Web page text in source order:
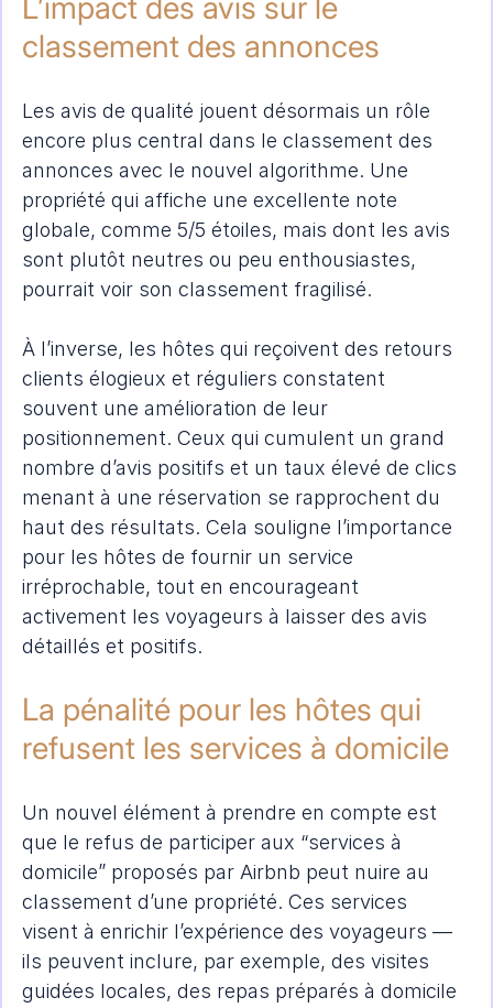
L’impact des avis sur le
classement des annonces
Les avis de qualité jouent désormais un rôle
encore plus central dans le classement des
annonces avec le nouvel algorithme. Une
propriété qui affiche une excellente note
globale, comme 5/5 étoiles, mais dont les avis
sont plutôt neutres ou peu enthousiastes,
pourrait voir son classement fragilisé.
À l’inverse, les hôtes qui reçoivent des retours
clients élogieux et réguliers constatent
souvent une amélioration de leur
positionnement. Ceux qui cumulent un grand
nombre d’avis positifs et un taux élevé de clics
menant à une réservation se rapprochent du
haut des résultats. Cela souligne l’importance
pour les hôtes de fournir un service
irréprochable, tout en encourageant
activement les voyageurs à laisser des avis
détaillés et positifs.
La pénalité pour les hôtes qui
refusent les services à domicile
Un nouvel élément à prendre en compte est
que le refus de participer aux “services à
domicile” proposés par Airbnb peut nuire au
classement d’une propriété. Ces services
visent à enrichir l’expérience des voyageurs —
ils peuvent inclure, par exemple, des visites
guidées locales, des repas préparés à domicile